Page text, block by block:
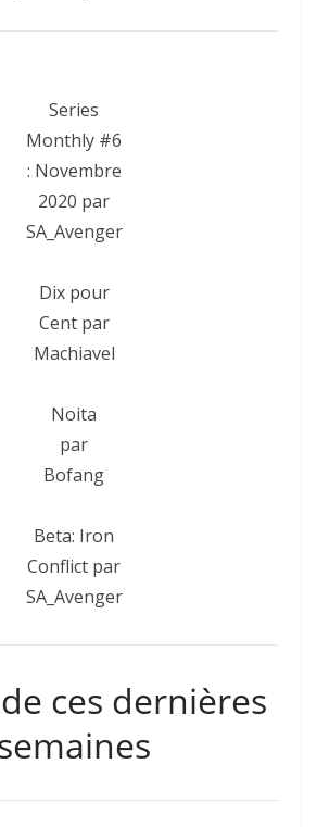
Series
Monthly #6
: Novembre
2020 par
SA_Avenger
Dix pour
Cent par
Machiavel
Noita
par
Bofang
Beta: Iron
Conflict par
SA_Avenger
ces dernières